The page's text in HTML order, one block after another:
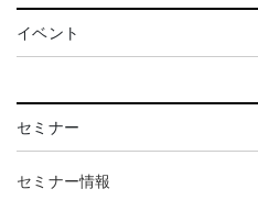
イベント
セミナー
セミナー情報